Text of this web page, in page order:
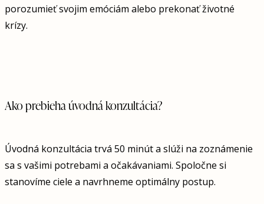
porozumieť svojim emóciám alebo prekonať životné
krízy.
Ako prebieha úvodná konzultácia?
Úvodná konzultácia trvá 50 minút a slúži na zoznámenie
sa s vašimi potrebami a očakávaniami. Spoločne si
stanovíme ciele a navrhneme optimálny postup.